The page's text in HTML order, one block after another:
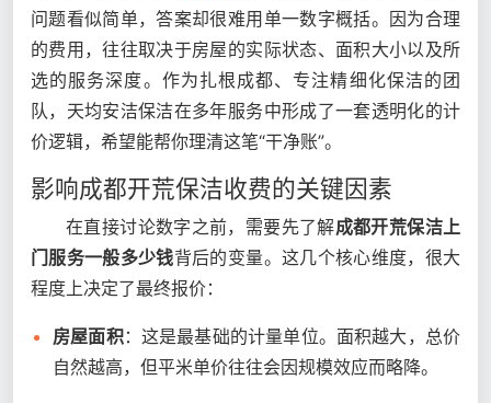
问题看似简单，答案却很难用单一数字概括。因为合理
的费用，往往取决于房屋的实际状态、面积大小以及所
选的服务深度。作为扎根成都、专注精细化保洁的团
队，天均安洁保洁在多年服务中形成了一套透明化的计
价逻辑，希望能帮你理清这笔“干净账”。
影响成都开荒保洁收费的关键因素
在直接讨论数字之前，需要先了解成都开荒保洁上
门服务一般多少钱背后的变量。这几个核心维度，很大
程度上决定了最终报价：
房屋面积：这是最基础的计量单位。面积越大，总价
自然越高，但平米单价往往会因规模效应而略降。